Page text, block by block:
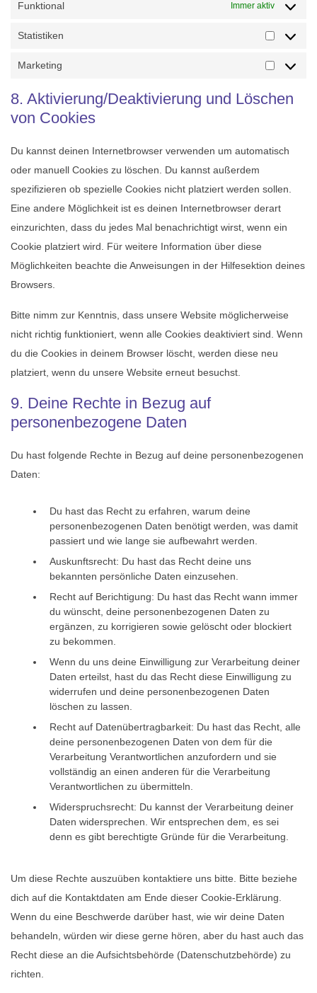
Funktional Immer aktiv
Statistiken
Marketing
8. Aktivierung/Deaktivierung und Löschen
von Cookies
Du kannst deinen Internetbrowser verwenden um automatisch
oder manuell Cookies zu löschen. Du kannst außerdem
spezifizieren ob spezielle Cookies nicht platziert werden sollen.
Eine andere Möglichkeit ist es deinen Internetbrowser derart
einzurichten, dass du jedes Mal benachrichtigt wirst, wenn ein
Cookie platziert wird. Für weitere Information über diese
Möglichkeiten beachte die Anweisungen in der Hilfesektion deines
Browsers.
Bitte nimm zur Kenntnis, dass unsere Website möglicherweise
nicht richtig funktioniert, wenn alle Cookies deaktiviert sind. Wenn
du die Cookies in deinem Browser löscht, werden diese neu
platziert, wenn du unsere Website erneut besuchst.
9. Deine Rechte in Bezug auf
personenbezogene Daten
Du hast folgende Rechte in Bezug auf deine personenbezogenen
Daten:
Du hast das Recht zu erfahren, warum deine
personenbezogenen Daten benötigt werden, was damit
passiert und wie lange sie aufbewahrt werden.
Auskunftsrecht: Du hast das Recht deine uns
bekannten persönliche Daten einzusehen.
Recht auf Berichtigung: Du hast das Recht wann immer
du wünscht, deine personenbezogenen Daten zu
ergänzen, zu korrigieren sowie gelöscht oder blockiert
zu bekommen.
Wenn du uns deine Einwilligung zur Verarbeitung deiner
Daten erteilst, hast du das Recht diese Einwilligung zu
widerrufen und deine personenbezogenen Daten
löschen zu lassen.
Recht auf Datenübertragbarkeit: Du hast das Recht, alle
deine personenbezogenen Daten von dem für die
Verarbeitung Verantwortlichen anzufordern und sie
vollständig an einen anderen für die Verarbeitung
Verantwortlichen zu übermitteln.
Widerspruchsrecht: Du kannst der Verarbeitung deiner
Daten widersprechen. Wir entsprechen dem, es sei
denn es gibt berechtigte Gründe für die Verarbeitung.
Um diese Rechte auszuüben kontaktiere uns bitte. Bitte beziehe
dich auf die Kontaktdaten am Ende dieser Cookie-Erklärung.
Wenn du eine Beschwerde darüber hast, wie wir deine Daten
behandeln, würden wir diese gerne hören, aber du hast auch das
Recht diese an die Aufsichtsbehörde (Datenschutzbehörde) zu
richten.